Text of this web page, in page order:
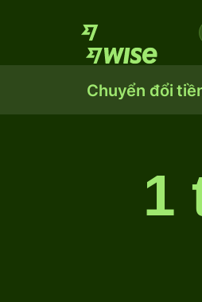
Chuyển đổi
1